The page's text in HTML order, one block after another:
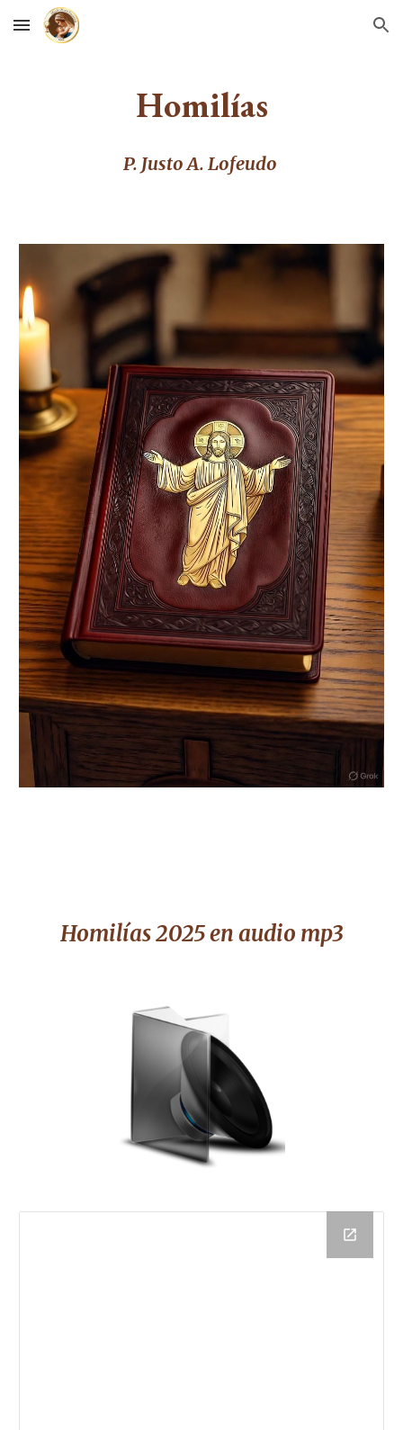
Skip to main content Skip to navigation
Homilías
P. Justo A. Lofeudo
Homilías 2025en audio mp3